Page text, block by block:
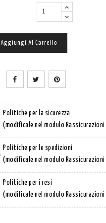
Aggiungi Al Carrello
Politiche per la sicurezza
(modificale nel modulo
Politiche per le spedizioni
(modificale nel modulo
Politiche per i resi
(modificale nel modulo